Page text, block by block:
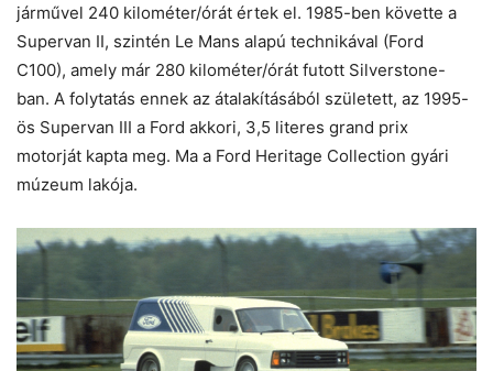
járművel 240 kilométer/órát értek el. 1985-ben követte a
Supervan II, szintén Le Mans alapú technikával (Ford
C100), amely már 280 kilométer/órát futott Silverstone-
ban. A folytatás ennek az átalakításából született, az 1995-
ös Supervan III a Ford akkori, 3,5 literes grand prix
motorját kapta meg. Ma a Ford Heritage Collection gyári
múzeum lakója.